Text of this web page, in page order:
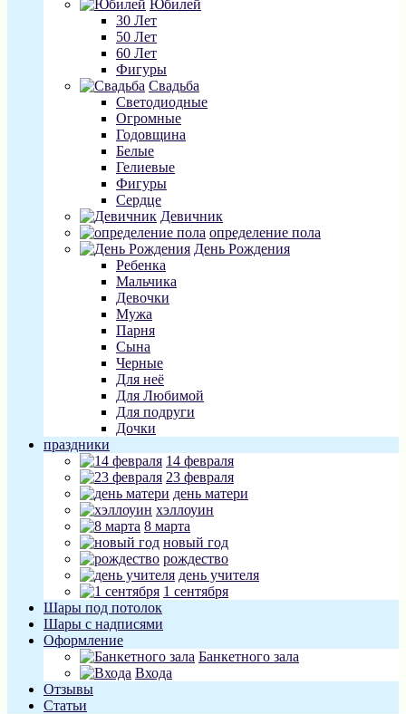
Юбилей
30 Лет
50 Лет
60 Лет
Фигуры
Свадьба
Светодиодные
Огромные
Годовщина
Белые
Гелиевые
Фигуры
Сердце
Девичник
определение пола
День Рождения
Ребенка
Мальчика
Девочки
Мужа
Парня
Сына
Черные
Для неё
Для Любимой
Для подруги
Дочки
праздники
14 февраля
23 февраля
день матери
хэллоуин
8 марта
новый год
рождество
день учителя
1 сентября
Шары под потолок
Шары с надписями
Оформление
Банкетного зала
Входа
Отзывы
Статьи